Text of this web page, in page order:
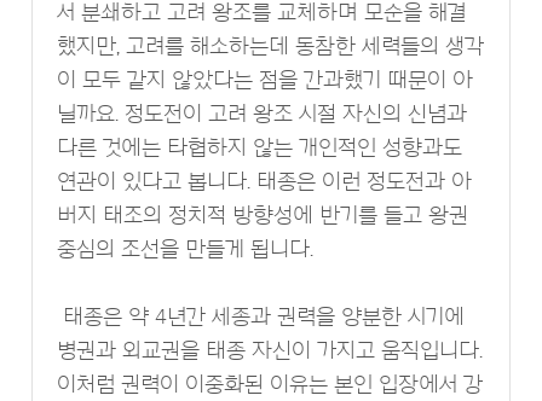
서 분쇄하고 고려 왕조를 교체하며 모순을 해결
했지만, 고려를 해소하는데 동참한 세력들의 생각
이 모두 같지 않았다는 점을 간과했기 때문이 아
닐까요. 정도전이 고려 왕조 시절 자신의 신념과
다른 것에는 타협하지 않는 개인적인 성향과도
연관이 있다고 봅니다. 태종은 이런 정도전과 아
버지 태조의 정치적 방향성에 반기를 들고 왕권
중심의 조선을 만들게 됩니다.
태종은 약 4년간 세종과 권력을 양분한 시기에
병권과 외교권을 태종 자신이 가지고 움직입니다.
이처럼 권력이 이중화된 이유는 본인 입장에서 강